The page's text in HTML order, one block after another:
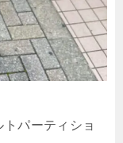
パーティショ